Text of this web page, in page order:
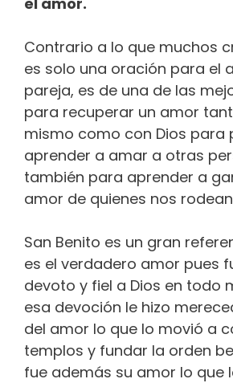
Contrario a lo que muchos
es solo una oración para el
pareja, es de una de las
para recuperar un amor
mismo como con Dios para
aprender a amar a otras
también para aprender a
amor de quienes nos
San Benito es un gran
es el verdadero amor pues
devoto y fiel a Dios en todo
esa devoción le hizo
del amor lo que lo movió a
templos y fundar la orden
fue además su amor lo que